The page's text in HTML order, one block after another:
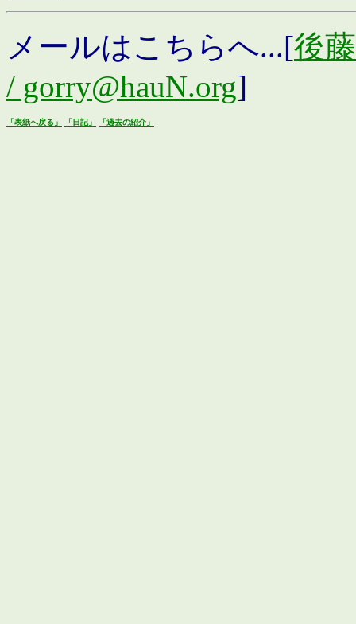
メールはこちらへ...[後
/ gorry@hauN.org]
「表紙へ戻る」 「日記」 「過去の紹介」